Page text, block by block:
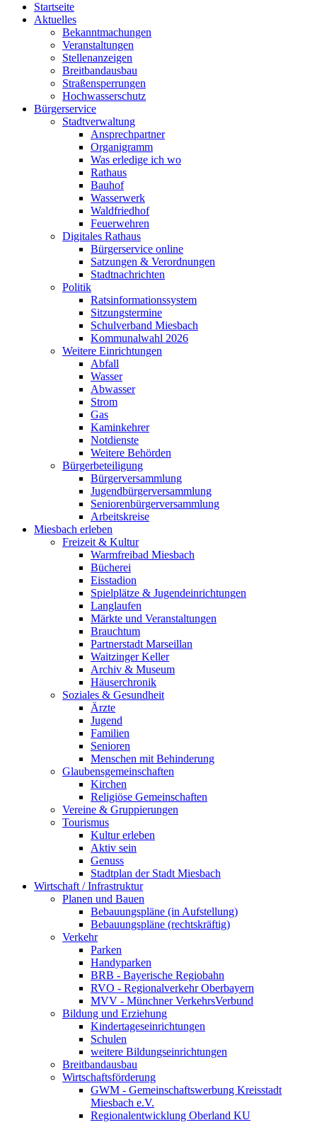
Startseite
Aktuelles
Bekanntmachungen
Veranstaltungen
Stellenanzeigen
Breitbandausbau
Straßensperrungen
Hochwasserschutz
Bürgerservice
Stadtverwaltung
Ansprechpartner
Organigramm
Was erledige ich wo
Rathaus
Bauhof
Wasserwerk
Waldfriedhof
Feuerwehren
Digitales Rathaus
Bürgerservice online
Satzungen & Verordnungen
Stadtnachrichten
Politik
Ratsinformationssystem
Sitzungstermine
Schulverband Miesbach
Kommunalwahl 2026
Weitere Einrichtungen
Abfall
Wasser
Abwasser
Strom
Gas
Kaminkehrer
Notdienste
Weitere Behörden
Bürgerbeteiligung
Bürgerversammlung
Jugendbürgerversammlung
Seniorenbürgerversammlung
Arbeitskreise
Miesbach erleben
Freizeit & Kultur
Warmfreibad Miesbach
Bücherei
Eisstadion
Spielplätze & Jugendeinrichtungen
Langlaufen
Märkte und Veranstaltungen
Brauchtum
Partnerstadt Marseillan
Waitzinger Keller
Archiv & Museum
Häuserchronik
Soziales & Gesundheit
Ärzte
Jugend
Familien
Senioren
Menschen mit Behinderung
Glaubensgemeinschaften
Kirchen
Religiöse Gemeinschaften
Vereine & Gruppierungen
Tourismus
Kultur erleben
Aktiv sein
Genuss
Stadtplan der Stadt Miesbach
Wirtschaft / Infrastruktur
Planen und Bauen
Bebauungspläne (in Aufstellung)
Bebauungspläne (rechtskräftig)
Verkehr
Parken
Handyparken
BRB - Bayerische Regiobahn
RVO - Regionalverkehr Oberbayern
MVV - Münchner VerkehrsVerbund
Bildung und Erziehung
Kindertageseinrichtungen
Schulen
weitere Bildungseinrichtungen
Breitbandausbau
Wirtschaftsförderung
GWM - Gemeinschaftswerbung Kreisstadt
Miesbach e.V.
Regionalentwicklung Oberland KU